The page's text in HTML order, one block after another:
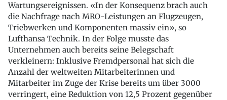
Wartungsereignissen. «In der Konsequenz brach auch
die Nachfrage nach MRO-Leistungen an Flugzeugen,
Triebwerken und Komponenten massiv ein», so
Lufthansa Technik. In der Folge musste das
Unternehmen auch bereits seine Belegschaft
verkleinern: Inklusive Fremdpersonal hat sich die
Anzahl der weltweiten Mitarbeiterinnen und
Mitarbeiter im Zuge der Krise bereits um über 3000
verringert, eine Reduktion von 12,5 Prozent gegenüber